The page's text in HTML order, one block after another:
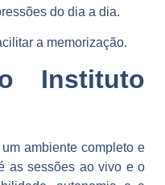
do dia a dia.
a memorização.
Instituto
ambiente completo e
as sessões ao vivo e o